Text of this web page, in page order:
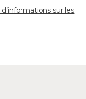
sur les